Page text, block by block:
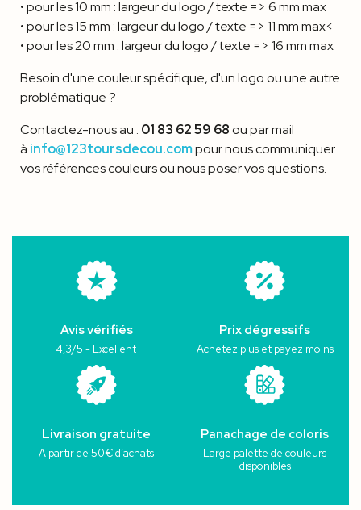
• pour les 10 mm : largeur du logo / texte => 6 mm max
• pour les 15 mm : largeur du logo / texte => 11 mm max<
• pour les 20 mm : largeur du logo / texte => 16 mm max
Besoin d'une couleur spécifique, d'un logo ou une autre
problématique ?
Contactez-nous au : 01 83 62 59 68ou par mail
à info@123toursdecou.compour nous communiquer
vos références couleurs ou nous poser vos questions.
Avis vérifiés
4,3/5 - Excellent
Prix dégressifs
Achetez plus et payez moins
Livraison gratuite
A partir de 50€ d’achats
Panachage de coloris
Large palette de couleurs
disponibles